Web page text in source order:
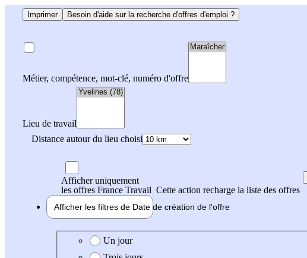
Imprimer Besoin d'aide sur la recherche d'offres d'emploi ?
Métier, compétence, mot-clé, numéro d'offre
Lieu de travail
Distance autour du lieu choisi
Afficher uniquement
les offres France Travail Cette action recharge la liste des offres
Afficher les filtres de Date de création de l'offre
Date de création de l'offre
Un jour